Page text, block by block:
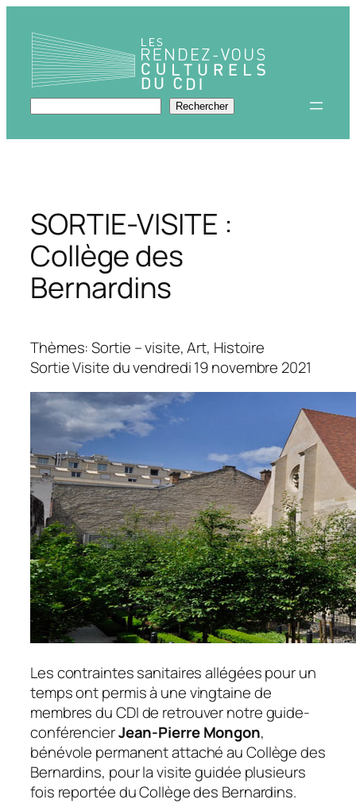
contenu
Rechercher Rechercher
SORTIE-VISITE :
Collège des
Bernardins
Thèmes: Sortie – visite, Art, Histoire
Sortie Visite du vendredi 19 novembre 2021
Les contraintes sanitaires allégées pour un
temps ont permis à une vingtaine de
membres du CDI de retrouver notre guide-
conférencierJean-Pierre Mongon,
bénévole permanent attaché au Collège des
Bernardins, pour la visite guidée plusieurs
fois reportée du Collège des Bernardins.